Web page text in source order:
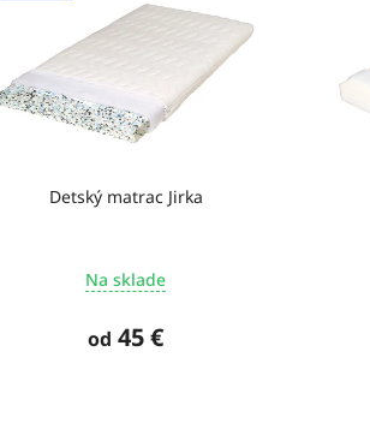
Detský matrac Jirka
Na sklade
od 45 €